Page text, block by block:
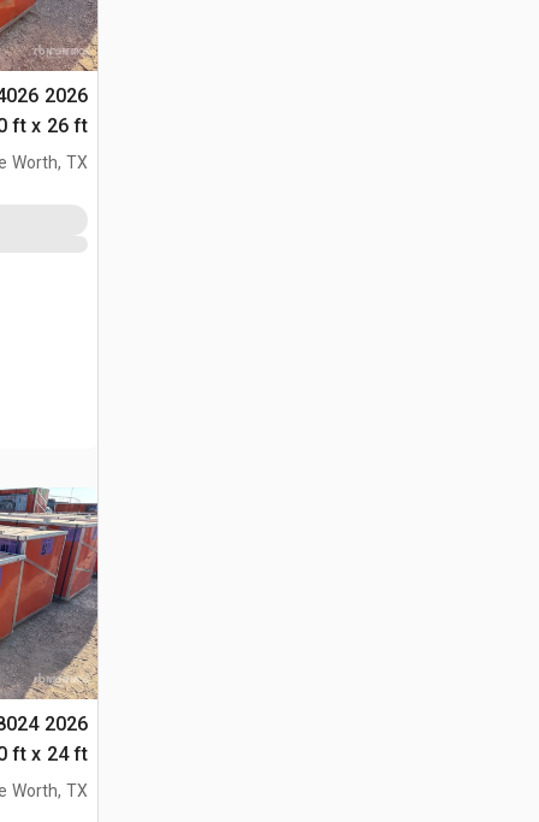
التخزين (Unused)
Worth, TX
التخزين (Unused)
Worth, TX